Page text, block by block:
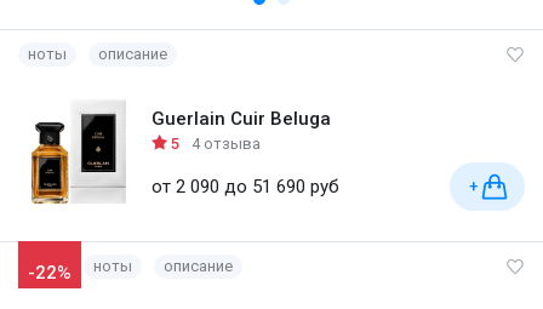
ноты описание
Guerlain Cuir Beluga
5 4 отзыва
от 2 090 до 51 690 руб +
-22% ноты описание